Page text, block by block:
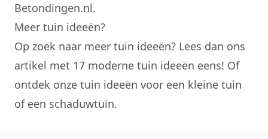
Betondingen.nl.
Meer tuin ideeën?
Op zoek naar meer tuin ideeën? Lees dan ons
artikel met 17 moderne tuin ideeën eens! Of
ontdek onze tuin ideeën voor een kleine tuin
of een schaduwtuin.